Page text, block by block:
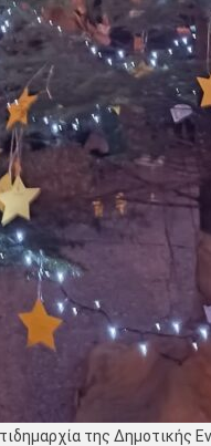
της Δημοτικής